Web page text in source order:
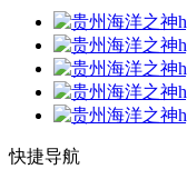
快捷导航